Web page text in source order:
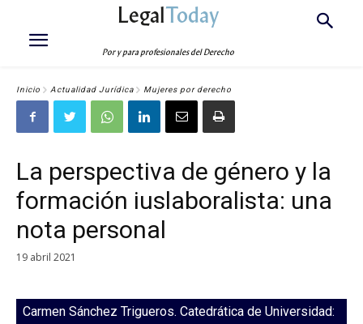
LegalToday
Por y para profesionales del Derecho
Inicio Actualidad Jurídica Mujeres por derecho
La perspectiva de género y la
formación iuslaboralista: una
nota personal
19 abril 2021
Carmen Sánchez Trigueros. Catedrática de Universidad: